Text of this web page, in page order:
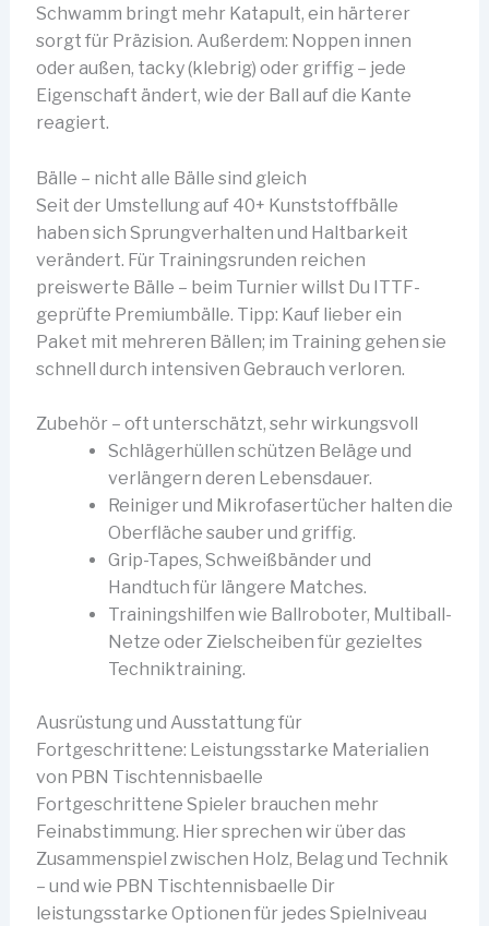
Schwamm bringt mehr Katapult, ein härterer
sorgt für Präzision. Außerdem: Noppen innen
oder außen, tacky (klebrig) oder griffig – jede
Eigenschaft ändert, wie der Ball auf die Kante
reagiert.
Bälle – nicht alle Bälle sind gleich
Seit der Umstellung auf 40+ Kunststoffbälle
haben sich Sprungverhalten und Haltbarkeit
verändert. Für Trainingsrunden reichen
preiswerte Bälle – beim Turnier willst Du ITTF-
geprüfte Premiumbälle. Tipp: Kauf lieber ein
Paket mit mehreren Bällen; im Training gehen sie
schnell durch intensiven Gebrauch verloren.
Zubehör – oft unterschätzt, sehr wirkungsvoll
Schlägerhüllen schützen Beläge und
verlängern deren Lebensdauer.
Reiniger und Mikrofasertücher halten die
Oberfläche sauber und griffig.
Grip-Tapes, Schweißbänder und
Handtuch für längere Matches.
Trainingshilfen wie Ballroboter, Multiball-
Netze oder Zielscheiben für gezieltes
Techniktraining.
Ausrüstung und Ausstattung für
Fortgeschrittene: Leistungsstarke Materialien
von PBN Tischtennisbaelle
Fortgeschrittene Spieler brauchen mehr
Feinabstimmung. Hier sprechen wir über das
Zusammenspiel zwischen Holz, Belag und Technik
– und wie PBN Tischtennisbaelle Dir
leistungsstarke Optionen für jedes Spielniveau